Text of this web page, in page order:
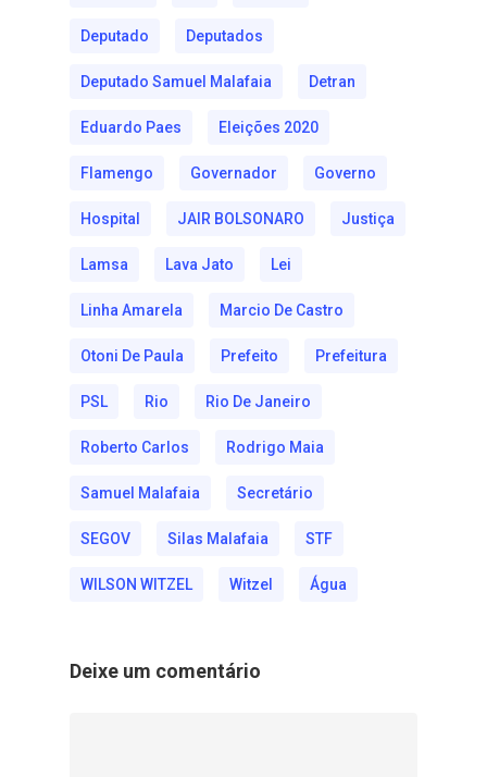
Deputado Deputados
Deputado Samuel Malafaia Detran
Eduardo Paes Eleições 2020
Flamengo Governador Governo
Hospital JAIR BOLSONARO Justiça
Lamsa Lava Jato Lei
Linha Amarela Marcio De Castro
Otoni De Paula Prefeito Prefeitura
PSL Rio Rio De Janeiro
Roberto Carlos Rodrigo Maia
Samuel Malafaia Secretário
SEGOV Silas Malafaia STF
WILSON WITZEL Witzel Água
Deixe um comentário